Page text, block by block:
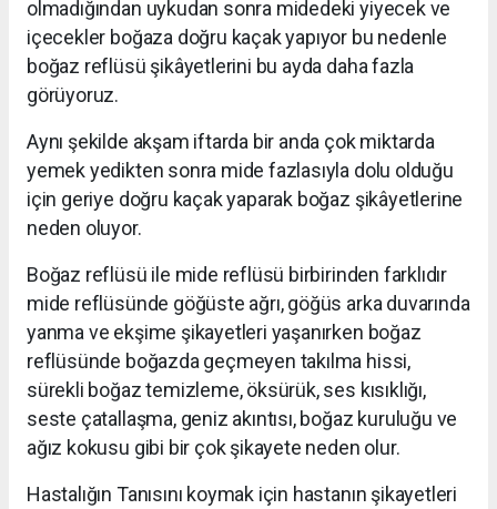
olmadığından uykudan sonra midedeki yiyecek ve
içecekler boğaza doğru kaçak yapıyor bu nedenle
boğaz reflüsü şikâyetlerini bu ayda daha fazla
görüyoruz.
Aynı şekilde akşam iftarda bir anda çok miktarda
yemek yedikten sonra mide fazlasıyla dolu olduğu
için geriye doğru kaçak yaparak boğaz şikâyetlerine
neden oluyor.
Boğaz reflüsü ile mide reflüsü birbirinden farklıdır
mide reflüsünde göğüste ağrı, göğüs arka duvarında
yanma ve ekşime şikayetleri yaşanırken boğaz
reflüsünde boğazda geçmeyen takılma hissi,
sürekli boğaz temizleme, öksürük, ses kısıklığı,
seste çatallaşma, geniz akıntısı, boğaz kuruluğu ve
ağız kokusu gibi bir çok şikayete neden olur.
Hastalığın Tanısını koymak için hastanın şikayetleri